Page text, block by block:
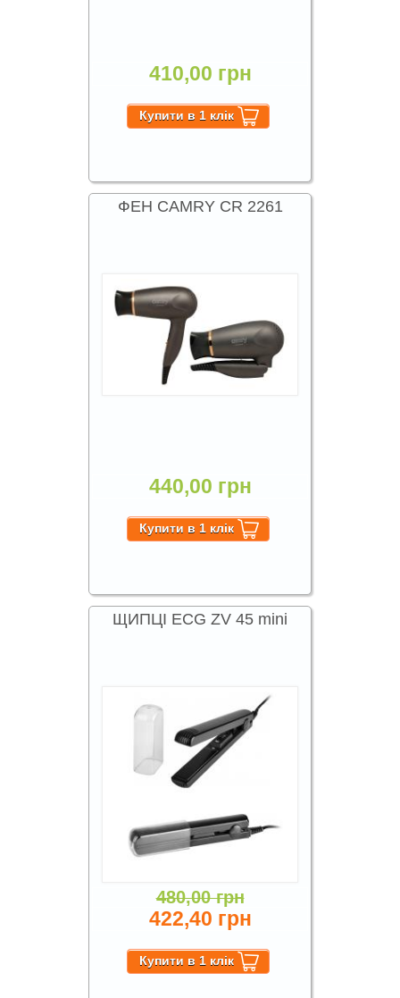
410,00 грн
ФЕН CAMRY CR 2261
440,00 грн
ЩИПЦІ ECG ZV 45 mini
480,00 грн
422,40 грн